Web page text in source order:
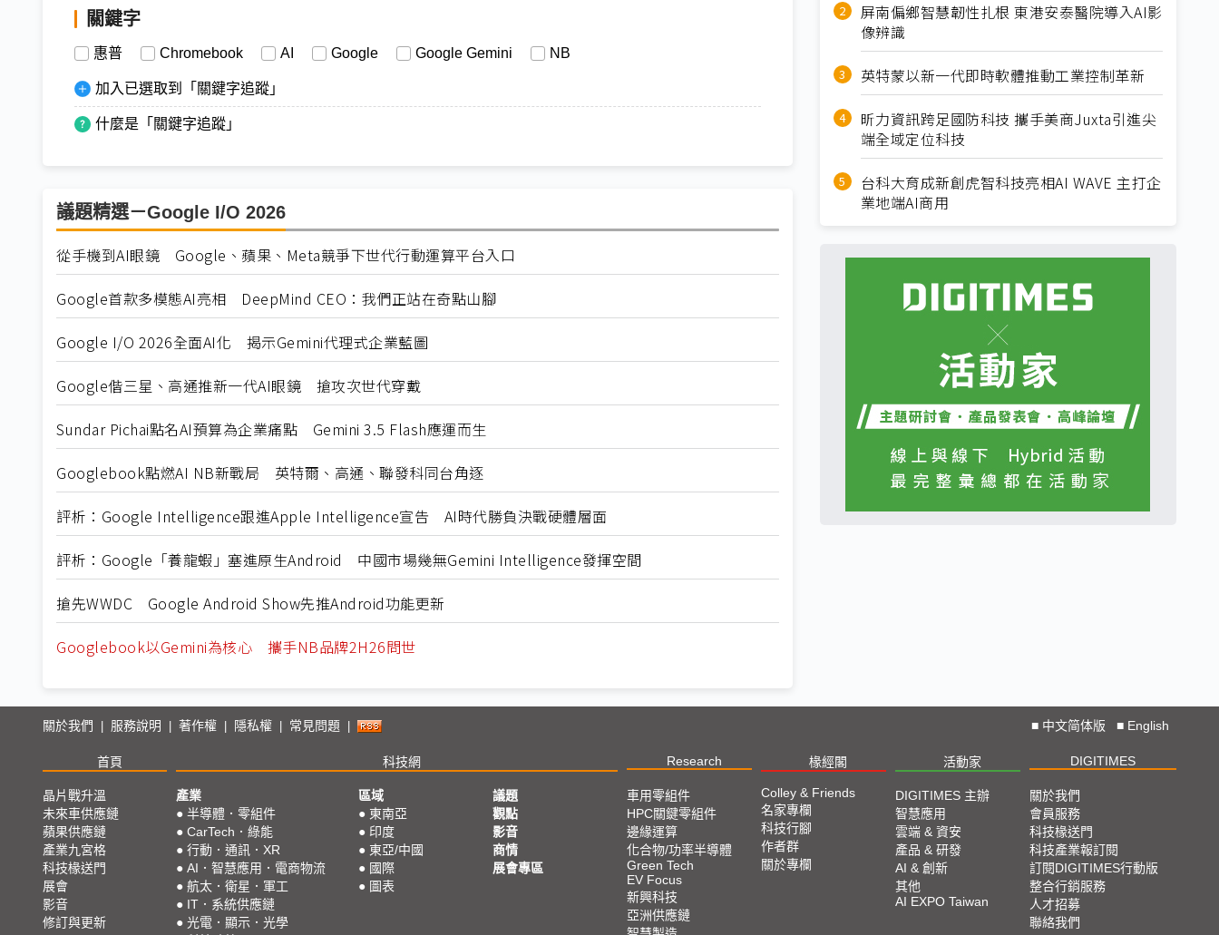
關鍵字
惠普 Chromebook AI Google Google Gemini NB
加入已選取到「關鍵字追蹤」
什麼是「關鍵字追蹤」
議題精選－Google I/O 2026
從手機到AI眼鏡 Google、蘋果、Meta競爭下世代行動運算平台入口
Google首款多模態AI亮相 DeepMind CEO：我們正站在奇點山腳
Google I/O 2026全面AI化 揭示Gemini代理式企業藍圖
Google偕三星、高通推新一代AI眼鏡 搶攻次世代穿戴
Sundar Pichai點名AI預算為企業痛點 Gemini 3.5 Flash應運而生
Googlebook點燃AI NB新戰局 英特爾、高通、聯發科同台角逐
評析：Google Intelligence跟進Apple Intelligence宣告 AI時代勝負決戰硬體層面
評析：Google「養龍蝦」塞進原生Android 中國市場幾無Gemini Intelligence發揮空間
搶先WWDC Google Android Show先推Android功能更新
Googlebook以Gemini為核心 攜手NB品牌2H26問世
屏南偏鄉智慧韌性扎根 東港安泰醫院導入AI影
像辨識
英特蒙以新一代即時軟體推動工業控制革新
昕力資訊跨足國防科技 攜手美商Juxta引進尖
端全域定位科技
台科大育成新創虎智科技亮相AI WAVE 主打企
業地端AI商用
關於我們 服務說明 著作權 隱私權 常見問題 ■ 中文简体版 ■ English
首頁 科技網 Research 椽經閣 活動家 DIGITIMES
晶片戰升溫
未來車供應鏈
蘋果供應鏈
產業九宮格
科技椽送門
展會
影音
修訂與更新
產業
● 半導體．零組件
● CarTech．綠能
● 行動．通訊．XR
● AI．智慧應用．電商物流
● 航太．衛星．軍工
● IT．系統供應鏈
● 光電．顯示．光學
區域
● 東南亞
● 印度
● 東亞/中國
● 國際
● 圖表
議題
觀點
影音
商情
展會專區
車用零組件
HPC關鍵零組件
邊緣運算
化合物/功率半導體
Green Tech
EV Focus
新興科技
亞洲供應鏈
Colley & Friends
名家專欄
科技行腳
作者群
關於專欄
DIGITIMES 主辦
智慧應用
雲端 & 資安
產品 & 研發
AI & 創新
其他
AI EXPO Taiwan
關於我們
會員服務
科技椽送門
科技產業報訂閱
訂閱DIGITIMES行動版
整合行銷服務
人才招募
聯絡我們